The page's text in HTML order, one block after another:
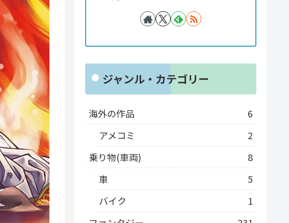
ジャンル・カテゴリー
海外の作品
6
アメコミ
2
乗り物(車両)
8
車
5
バイク
1